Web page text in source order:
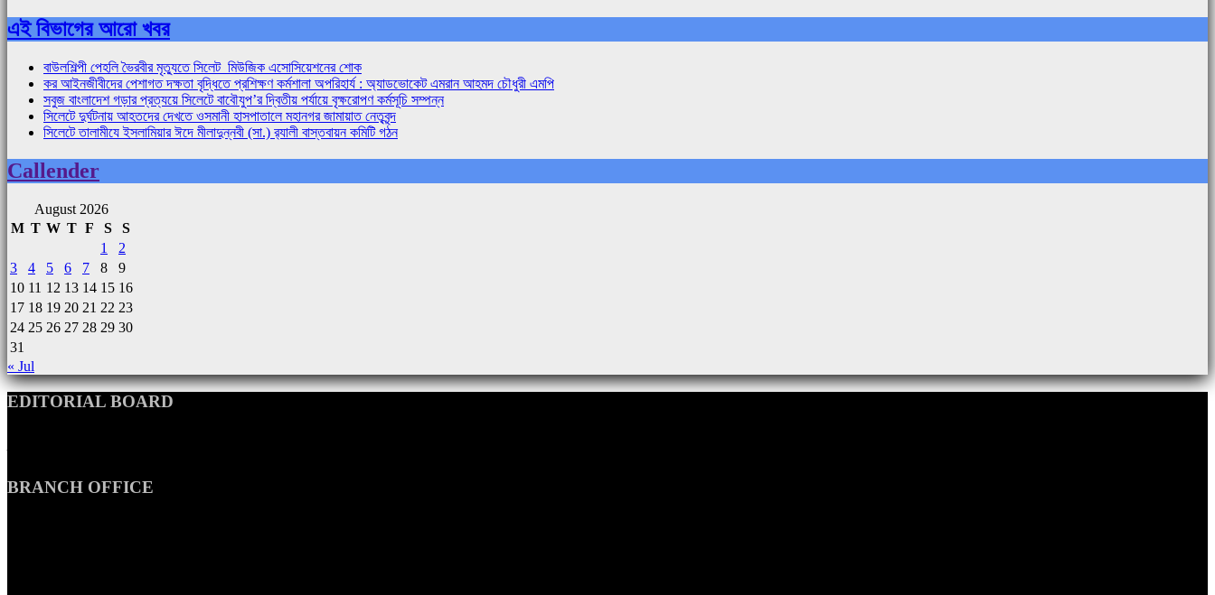
এই বিভাগের আরো খবর
বাউলশিল্পী পেহলি ভৈরবীর মৃত্যুতে সিলেট মিউজিক এসোসিয়েশনের শোক
কর আইনজীবীদের পেশাগত দক্ষতা বৃদ্ধিতে প্রশিক্ষণ কর্মশালা অপরিহার্য : অ্যাডভোকেট এমরান আহমদ চৌধুরী এমপি
সবুজ বাংলাদেশ গড়ার প্রত্যয়ে সিলেটে বাবৌযুপ’র দ্বিতীয় পর্যায়ে বৃক্ষরোপণ কর্মসূচি সম্পন্ন
সিলেটে দুর্ঘটনায় আহতদের দেখতে ওসমানী হাসপাতালে মহানগর জামায়াত নেতৃবৃন্দ
সিলেটে তালামীযে ইসলামিয়ার ঈদে মীলাদুন্নবী (সা.) র‌্যালী বাস্তবায়ন কমিটি গঠন
Callender
August 2026
M T W T F S
S
1
2
3
4 5 6 7 8
9
10 11 12 13 14 15 16
17 18 19 20 21 22 23
24 25 26 27 28 29 30
31
« Jul
EDITORIAL BOARD
BRANCH OFFICE